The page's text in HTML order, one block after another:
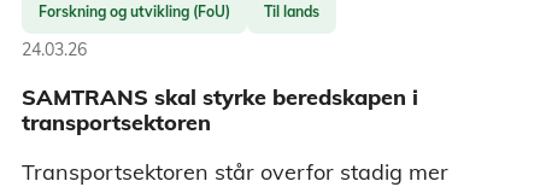
Forskning og utvikling (FoU) Til lands
24.03.26
SAMTRANS skal styrke beredskapen i
transportsektoren
Transportsektoren står overfor stadig mer